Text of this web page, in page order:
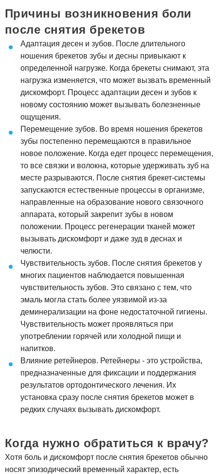
Причины возникновения боли
после снятия брекетов
Адаптация десен и зубов. После длительного
ношения брекетов зубы и десны привыкают к
определенной нагрузке. Когда брекеты снимают, эта
нагрузка изменяется, что может вызвать временный
дискомфорт. Процесс адаптации десен и зубов к
новому состоянию может вызывать болезненные
ощущения.
Перемещение зубов. Во время ношения брекетов
зубы постепенно перемещаются в правильное
новое положение. Когда едет процесс перемещения,
то все связки и волокна, которые удерживать зуб на
месте разрываются. После снятия брекет-системы
запускаются естественные процессы в организме,
направленные на образование нового связочного
аппарата, который закрепит зубы в новом
положении. Процесс регенерации тканей может
вызывать дискомфорт и даже зуд в деснах и
челюсти.
Чувствительность зубов. После снятия брекетов у
многих пациентов наблюдается повышенная
чувствительность зубов. Это связано с тем, что
эмаль могла стать более уязвимой из-за
деминерализации на фоне недостаточной гигиены.
Чувствительность может проявляться при
употреблении горячей или холодной пищи и
напитков.
Влияние ретейнеров. Ретейнеры - это устройства,
предназначенные для фиксации и поддержания
результатов ортодонтического лечения. Их
установка сразу после снятия брекетов может в
редких случаях вызывать дискомфорт.
Когда нужно обратиться к врачу?
Хотя боль и дискомфорт после снятия брекетов обычно
носят эпизодический временный характер, есть